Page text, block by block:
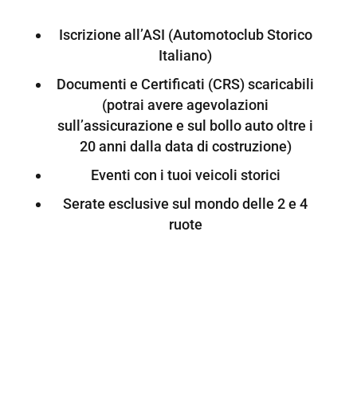
Iscrizione all’ASI (Automotoclub Storico
Italiano)
Documenti e Certificati (CRS) scaricabili
(potrai avere agevolazioni
sull’assicurazione e sul bollo auto oltre i
20 anni dalla data di costruzione)
Eventi con i tuoi veicoli storici
Serate esclusive sul mondo delle 2 e 4
ruote